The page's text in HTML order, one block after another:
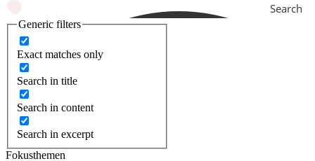
Search
Generic filters
Exact matches only
Search in title
Search in content
Search in excerpt
Fokusthemen